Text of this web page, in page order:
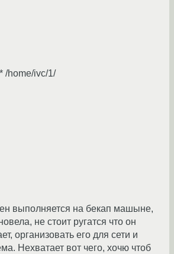
/home/ivc/1/
выполняется на бекап машыне,
не стоит ругатся что он
организовать его для сети и
Нехватает вот чего, хочю чтоб